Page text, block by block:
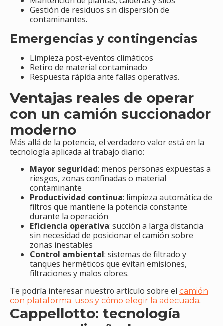
Gestión de residuos sin dispersión de
contaminantes.
Emergencias y contingencias
Limpieza post-eventos climáticos
Retiro de material contaminado
Respuesta rápida ante fallas operativas.
Ventajas reales de operar
con un camión succionador
moderno
Más allá de la potencia, el verdadero valor está en la
tecnología aplicada al trabajo diario:
Mayor seguridad: menos personas expuestas a
riesgos, zonas confinadas o material
contaminante
Productividad continua: limpieza automática de
filtros que mantiene la potencia constante
durante la operación
Eficiencia operativa: succión a larga distancia
sin necesidad de posicionar el camión sobre
zonas inestables
Control ambiental: sistemas de filtrado y
tanques herméticos que evitan emisiones,
filtraciones y malos olores.
Te podría interesar nuestro artículo sobre el camión
con plataforma: usos y cómo elegir la adecuada.
Cappellotto: tecnología